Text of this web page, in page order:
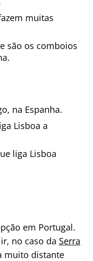
muitas
são os comboios
na Espanha.
Lisboa a
liga Lisboa
em Portugal.
no caso da Serra
muito distante